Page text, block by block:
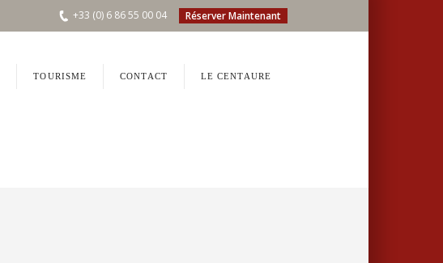
Réserver Maintenant
+33 (0) 6 86 55 00 04
TOURISME CONTACT LE CENTAURE